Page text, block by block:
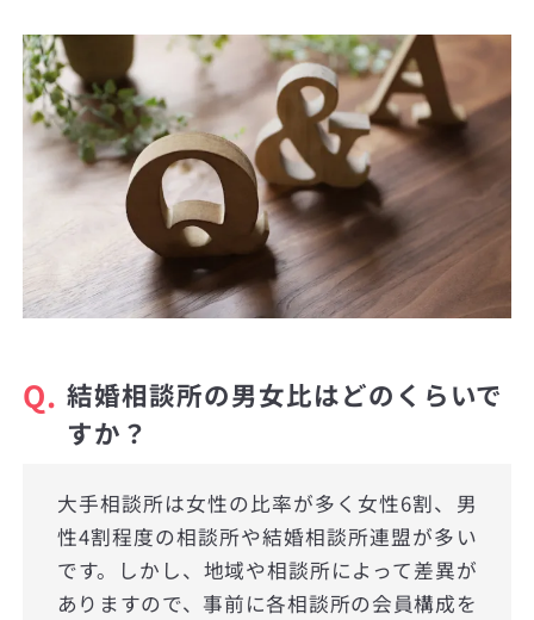
Q. 結婚相談所の男女比はどのくらいで
すか？
大手相談所は女性の比率が多く女性6割、男
性4割程度の相談所や結婚相談所連盟が多い
です。しかし、地域や相談所によって差異が
ありますので、事前に各相談所の会員構成を